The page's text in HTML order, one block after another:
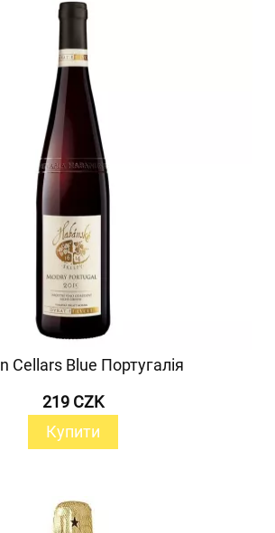
Cellars Blue Португалія
219 CZK
Купити